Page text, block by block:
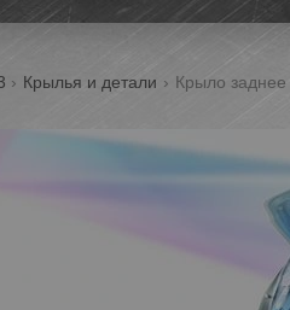
Крылья и детали